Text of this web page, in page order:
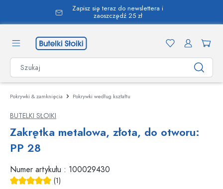
zawartości
Zapisz się teraz do newslettera i
zaoszczędź 25 zł
Pokrywki & zamknięcia Pokrywki według kształtu
BUTELKI SŁOIKI
Zakrętka metalowa, złota, do otworu:
PP 28
Numer artykułu : 100029430
(1)